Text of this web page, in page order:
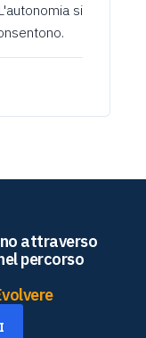
si
attraverso
percorso